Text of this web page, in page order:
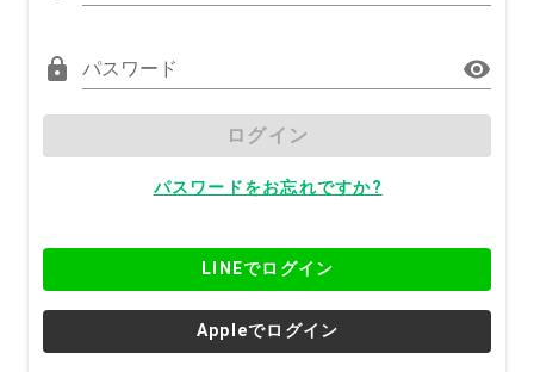
パスワード
ログイン
パスワードをお忘れですか?
LINEでログイン
Appleでログイン